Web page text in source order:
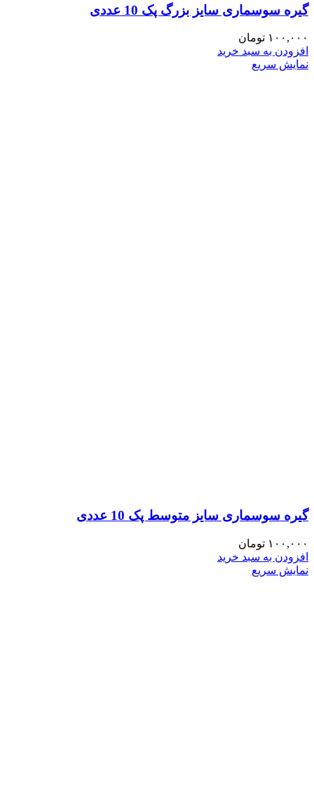
گیره سوسماری سایز بزرگ پک 10 عددی
۱۰۰,۰۰۰ تومان
افزودن به سبد خرید
نمایش سریع
گیره سوسماری سایز متوسط پک 10 عددی
۱۰۰,۰۰۰ تومان
افزودن به سبد خرید
نمایش سریع